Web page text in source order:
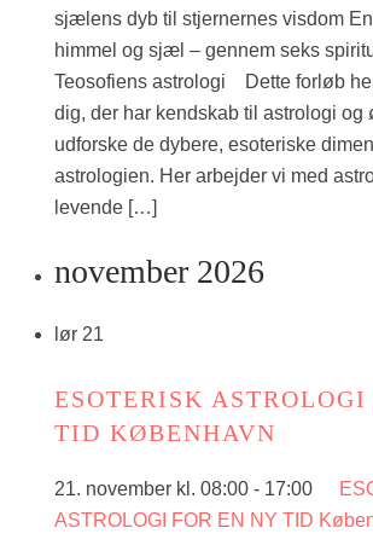
sjælens dyb til stjernernes visdom
himmel og sjæl – gennem seks
Teosofiens astrologi Dette forløb
dig, der har kendskab til astrologi og
udforske de dybere, esoteriske
astrologien. Her arbejder vi med
levende […]
november 2026
lør 21
ESOTERISK
TID KØBENHAVN
21. november kl. 08:00 - 17:00
ASTROLOGI FOR EN NY TID